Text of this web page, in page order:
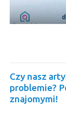
Czy nasz
problemie?
znajomymi!